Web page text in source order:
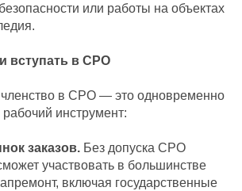
или работы на объектах
вступать в СРО
в СРО — это одновременно
рабочий инструмент:
заказов. Без допуска СРО
участвовать в большинстве
включая государственные